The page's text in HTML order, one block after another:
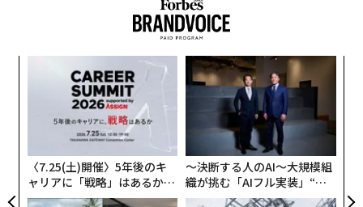
黒、グレー、シルバー）」が、今や全車種の大多数を占
めていることも判明した。混雑している駐車場では他の
クルマにまぎれて見分けがつかなくなりそうな、これら
の色のクルマが占める割合は、2004年式では60.3％だっ
たが、2023年式では80％に上るのだ。
〈7.25(土)開催〉5年後のキ
ャリアに「戦略」はあるか。
トップエグゼクティブのキャ
〜決断する人のAI〜大規模組
織が挑む「AIフル実装」“使
う”企業から“動く”企業へ【N